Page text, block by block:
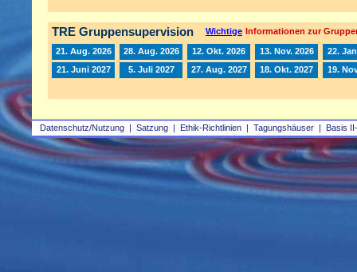
Datenschutz/Nutzung | Satzung | Ethik-Richtlinien | Tagungshäuser | Basis
TRE Gruppensupervision Wichtige Informationen zur
21. Aug. 2026 28. Aug. 2026 12. Okt. 2026 13. Nov. 2026
22.
21. Juni 2027
5. Juli 2027 27. Aug. 2027 18. Okt. 2027 19.